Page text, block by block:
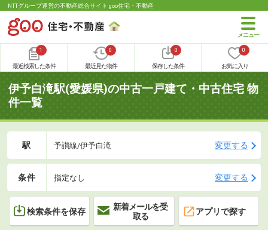
NTTグループ運営の不動産総合サイト goo住宅・不動産
1
最近検索した条件
0
最近見た物件
0
保存した条件
0
お気に入り
伊予白滝駅(愛媛県)の中古一戸建て・中古住宅 物
件一覧
駅 予讃線/伊予白滝 変更する
条件 指定なし 変更する
検索条件を保存
新着メールを受
取る
アプリで探す